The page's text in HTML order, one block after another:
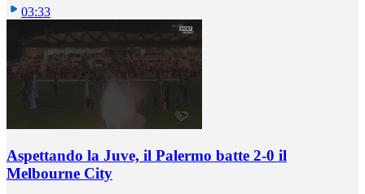
03:33
Aspettando la Juve, il Palermo batte 2-0 il
Melbourne City